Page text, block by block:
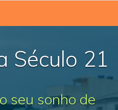
Século 21
seu sonho de